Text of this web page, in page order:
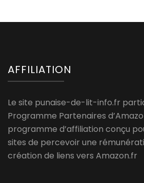
AFFILIATION
Le site punaise-de-lit-info.fr
Programme Partenaires
programme d’affiliation conçu
sites de percevoir une
création de liens vers Amazon.fr